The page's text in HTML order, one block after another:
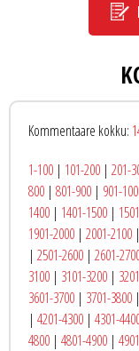
Kommentaare kokku:
1-100 | 101-200 | 201-
800 | 801-900 | 901-
1400 | 1401-1500 |
1901-2000 | 2001-2100 |
| 2501-2600 | 2601-
3100 | 3101-3200 |
3601-3700 | 3701-3800 |
| 4201-4300 | 4301-
4800 | 4801-4900 |